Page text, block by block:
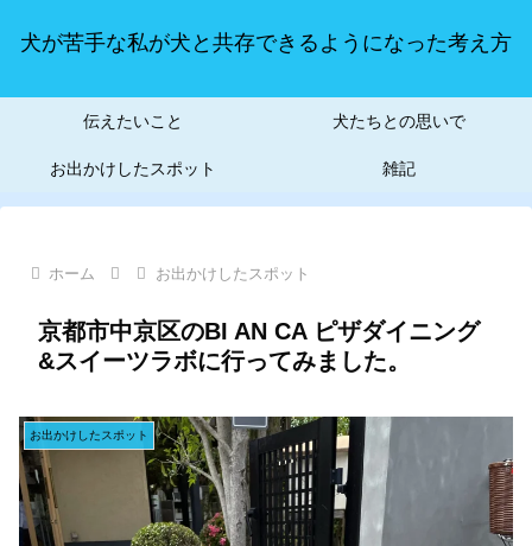
犬が苦手な私が犬と共存できるようになった考え方
伝えたいこと 犬たちとの思いで
お出かけしたスポット 雑記
ホーム お出かけしたスポット
京都市中京区のBI AN CA ピザダイニング
&スイーツラボに行ってみました。
お出かけしたスポット